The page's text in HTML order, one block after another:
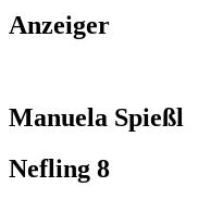
Anzeiger
Manuela Spießl
Nefling 8